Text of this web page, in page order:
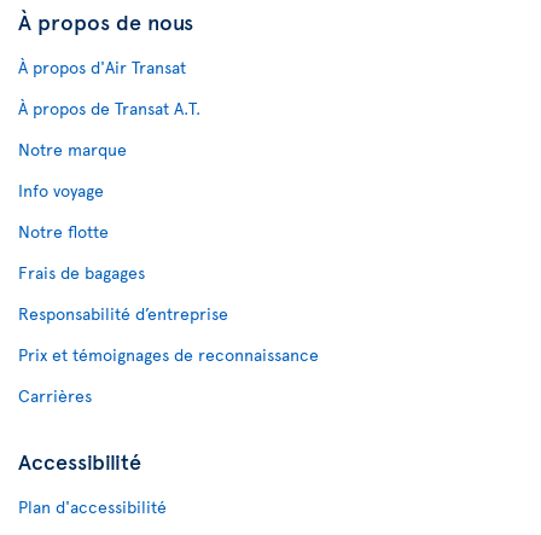
À propos de nous
À propos d'Air Transat
À propos de Transat A.T.
Notre marque
Info voyage
Notre flotte
Frais de bagages
Responsabilité d’entreprise
Prix et témoignages de reconnaissance
Carrières
Accessibilité
Plan d'accessibilité